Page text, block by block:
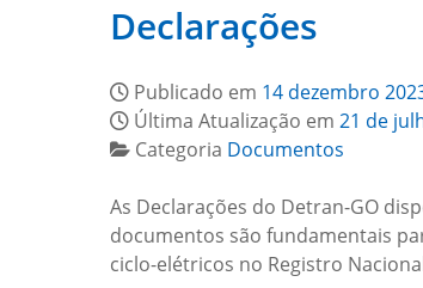
Declarações
Publicado em 14 dezembro
Última Atualização em 21 de
Categoria Documentos
As Declarações do Detran-GO
documentos são fundamentais
ciclo-elétricos no Registro